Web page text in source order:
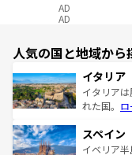
AD
AD
人気の国と地域から
イタリア
イタリア
れた国。
ろん、ト
景など、
スペイン
イベリア